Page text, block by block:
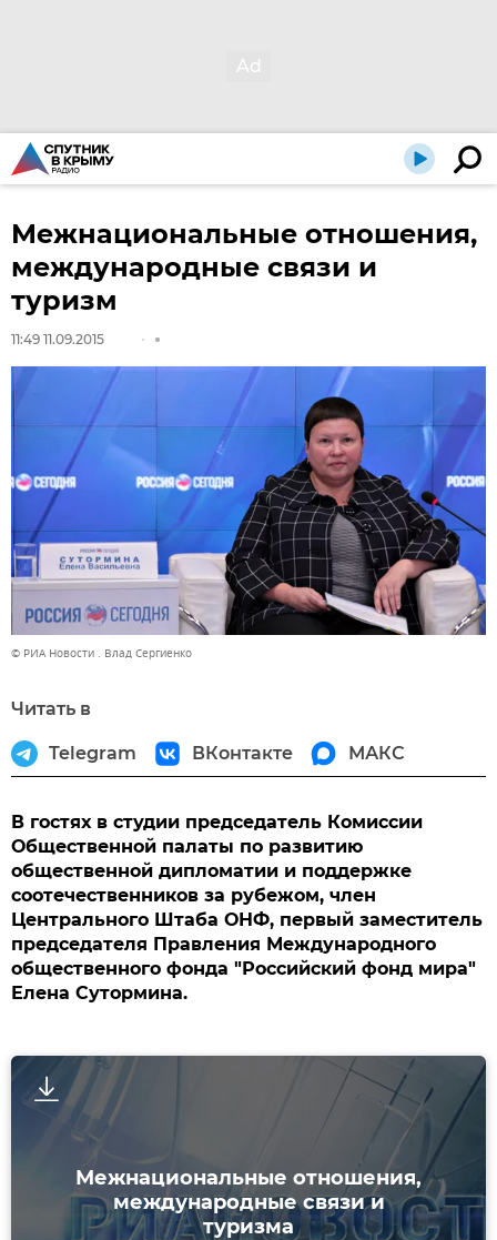
Межнациональные отношения,
международные связи и
туризм
11:49 11.09.2015
© РИА Новости . Влад Сергиенко
Читать в
Telegram ВКонтакте МАКС
В гостях в студии председатель Комиссии
Общественной палаты по развитию
общественной дипломатии и поддержке
соотечественников за рубежом, член
Центрального Штаба ОНФ, первый заместитель
председателя Правления Международного
общественного фонда "Российский фонд мира"
Елена Сутормина.
Межнациональные отношения,
международные связи и
туризма